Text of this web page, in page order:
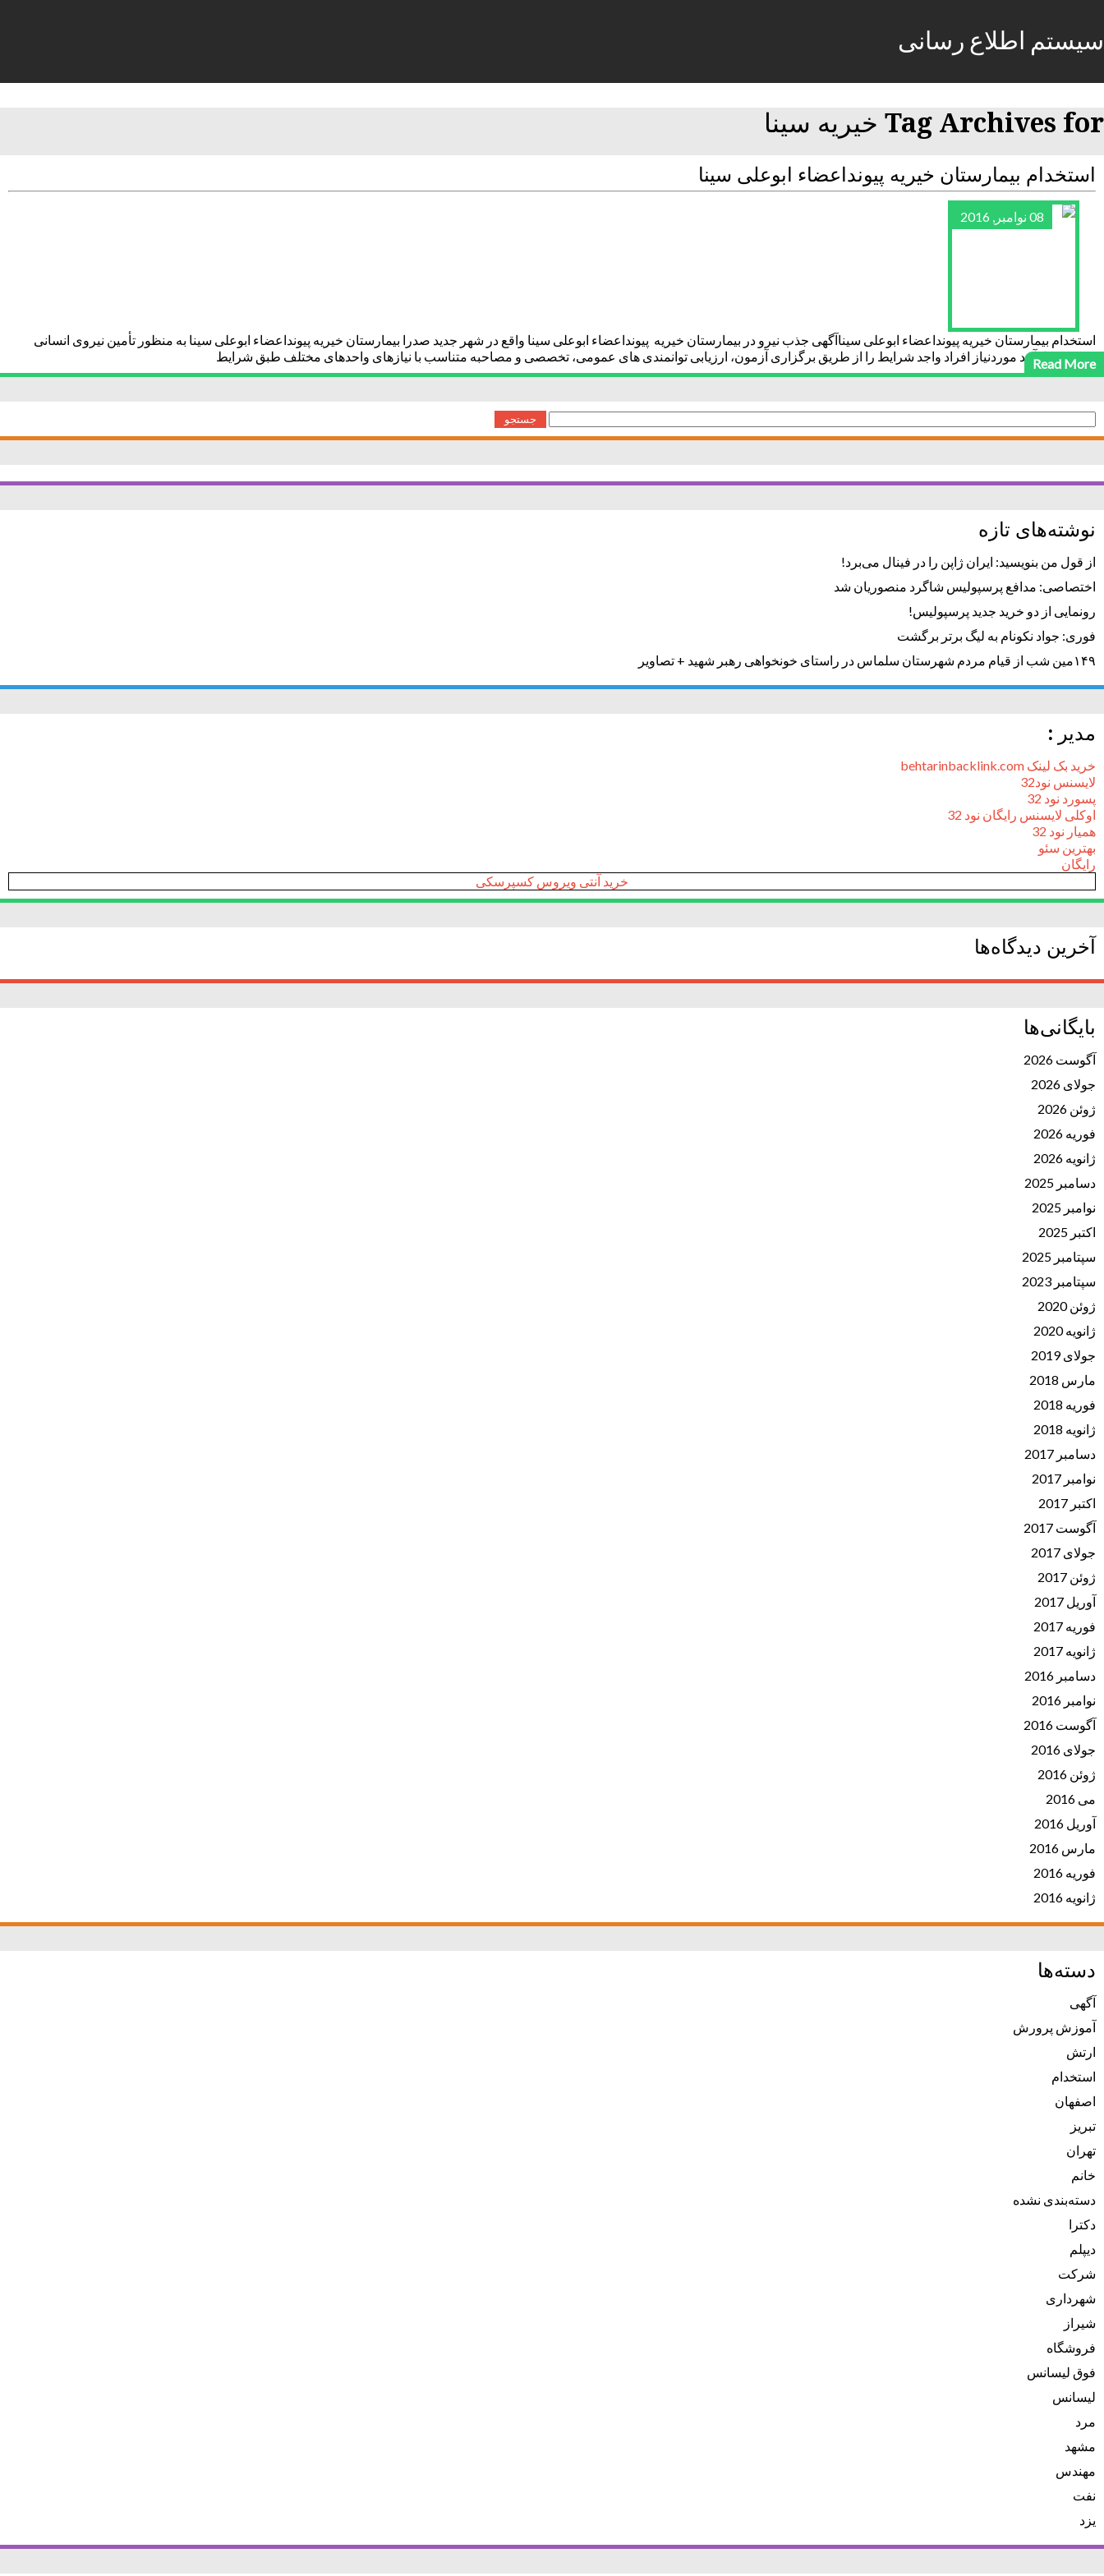
سیستم اطلاع رسانی
Tag Archives for خیریه سینا
استخدام بیمارستان خیریه پیونداعضاء ابوعلی سینا
08 نوامبر, 2016
استخدام بیمارستان خیریه پیونداعضاء ابوعلی سیناآگهی جذب نیرو در بیمارستان خیریه پیونداعضاء ابوعلی سینا واقع در شهر جدید صدرا بیمارستان خیریه پیونداعضاء ابوعلی سینا به منظور تأمین نیروی انسانی
متعهد و کارآمد موردنیاز افراد واجد شرایط را از طریق برگزاری آزمون، ارزیابی توانمندی های عمومی، تخصصی و مصاحبه متناسب با نیازهای واحدهای مختلف طبق شرایط
Read More
جستجو
برای:
نوشته‌های تازه
از قول من بنویسید: ایران ژاپن را در فینال می‌برد!
اختصاصی: مدافع پرسپولیس شاگرد منصوریان شد
رونمایی از دو خرید جدید پرسپولیس!
فوری: جواد نکونام به لیگ برتر برگشت
۱۴۹مین شب از قیام مردم شهرستان سلماس در راستای خونخواهی رهبر شهید + تصاویر
مدیر :
خرید بک لینک behtarinbacklink.com
لایسنس نود32
پسورد نود 32
اوکلی لایسنس رایگان نود 32
همیار نود 32
بهترین سئو
رایگان
خرید آنتی ویروس کسپرسکی
آخرین دیدگاه‌ها
بایگانی‌ها
آگوست 2026
جولای 2026
ژوئن 2026
فوریه 2026
ژانویه 2026
دسامبر 2025
نوامبر 2025
اکتبر 2025
سپتامبر 2025
سپتامبر 2023
ژوئن 2020
ژانویه 2020
جولای 2019
مارس 2018
فوریه 2018
ژانویه 2018
دسامبر 2017
نوامبر 2017
اکتبر 2017
آگوست 2017
جولای 2017
ژوئن 2017
آوریل 2017
فوریه 2017
ژانویه 2017
دسامبر 2016
نوامبر 2016
آگوست 2016
جولای 2016
ژوئن 2016
می 2016
آوریل 2016
مارس 2016
فوریه 2016
ژانویه 2016
دسته‌ها
آگهی
آموزش پرورش
ارتش
استخدام
اصفهان
تبریز
تهران
خانم
دسته‌بندی نشده
دکترا
دیپلم
شرکت
شهرداری
شیراز
فروشگاه
فوق لیسانس
لیسانس
مرد
مشهد
مهندس
نفت
یزد